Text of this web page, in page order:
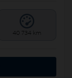
40 734 km